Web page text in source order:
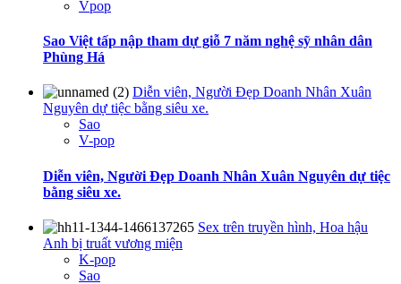
Vpop
Sao Việt tấp nập tham dự giỗ 7 năm nghệ sỹ nhân dân
Phùng Há
Diễn viên, Người Đẹp Doanh Nhân Xuân
Nguyên dự tiệc bằng siêu xe.
Sao
V-pop
Diễn viên, Người Đẹp Doanh Nhân Xuân Nguyên dự tiệc
bằng siêu xe.
Sex trên truyền hình, Hoa hậu
Anh bị truất vương miện
K-pop
Sao